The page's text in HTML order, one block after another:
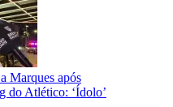
Marques após
do Atlético: ‘Ídolo’